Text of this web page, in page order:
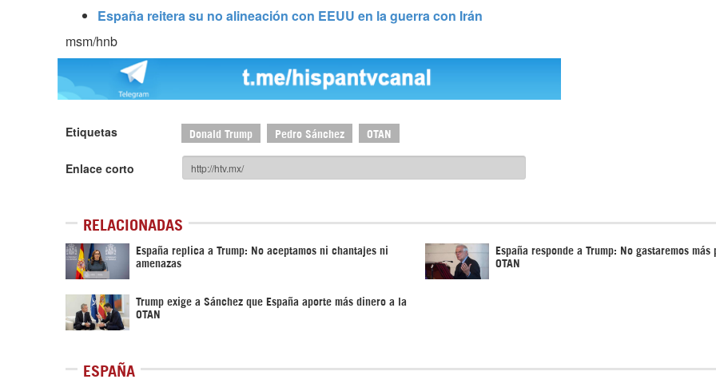
España reitera su no alineación con EEUU en la guerra con Irán
msm/hnb
Etiquetas Donald Trump Pedro Sánchez OTAN
Enlace corto
RELACIONADAS
España replica a Trump: No aceptamos ni chantajes ni
amenazas
España responde a Trump: No gastaremos más
OTAN
Trump exige a Sánchez que España aporte más dinero a la
OTAN
ESPAÑA